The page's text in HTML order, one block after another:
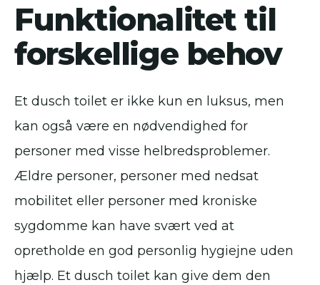
Funktionalitet til
forskellige behov
Et dusch toilet er ikke kun en luksus, men
kan også være en nødvendighed for
personer med visse helbredsproblemer.
Ældre personer, personer med nedsat
mobilitet eller personer med kroniske
sygdomme kan have svært ved at
opretholde en god personlig hygiejne uden
hjælp. Et dusch toilet kan give dem den